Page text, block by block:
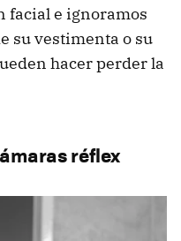
facial e ignoramos
su vestimenta o su
hacer perder la
réflex